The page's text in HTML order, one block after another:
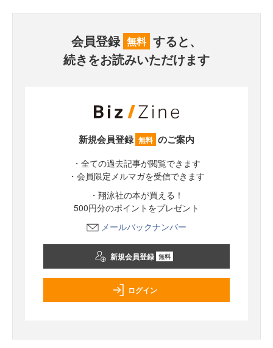
会員登録 無料 すると、
続きをお読みいただけます
新規会員登録 無料 のご案内
・全ての過去記事が閲覧できます
・会員限定メルマガを受信できます
・翔泳社の本が買える！
500円分のポイントをプレゼント
メールバックナンバー
新規会員登録 無料
ログイン